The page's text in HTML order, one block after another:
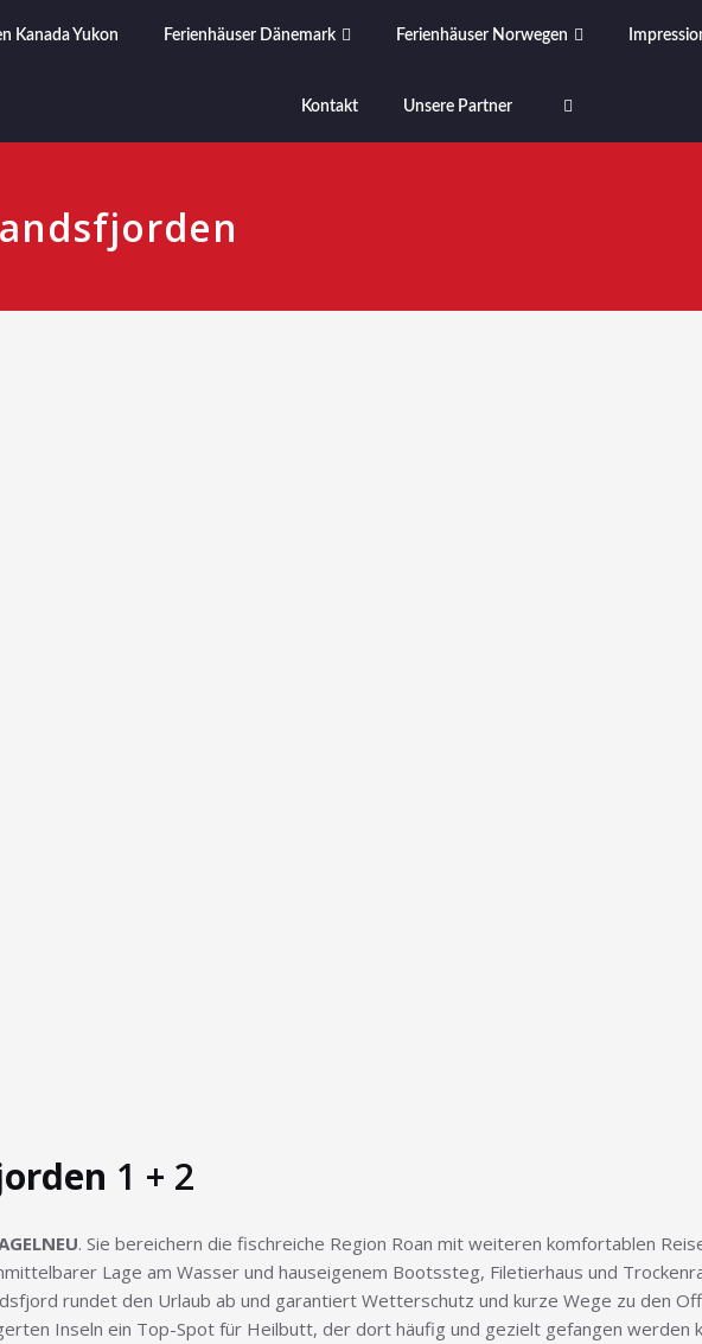
Kanada Yukon Ferienhäuser Dänemark Ferienhäuser Norwegen
Kontakt Unsere Partner
1 + 2
. Sie bereichern die fischreiche Region Roan mit weiteren komfortablen
Lage am Wasser und hauseigenem Bootssteg, Filetierhaus und
rundet den Urlaub ab und garantiert Wetterschutz und kurze Wege zu den
Inseln ein Top-Spot für Heilbutt, der dort häufig und gezielt gefangen werden